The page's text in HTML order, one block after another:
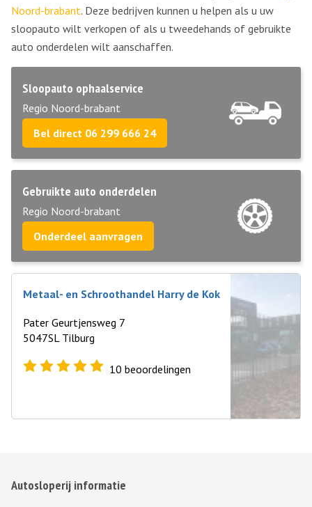
Noord-brabant. Deze bedrijven kunnen u helpen als u uw
sloopauto wilt verkopen of als u tweedehands of gebruikte
auto onderdelen wilt aanschaffen.
Sloopauto ophaalservice
Regio Noord-brabant
Bel direct 06 299 666 24
Gebruikte auto onderdelen
Regio Noord-brabant
Onderdeel aanvragen
Metaal- en Schroothandel Harry de Kok
Pater Geurtjensweg 7
5047SL Tilburg
10 beoordelingen
Autosloperij informatie